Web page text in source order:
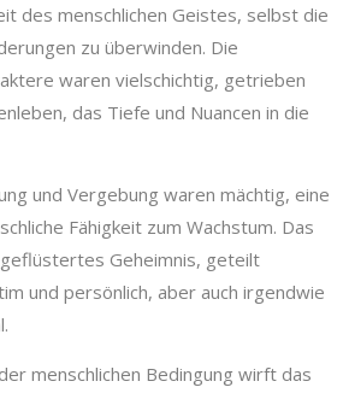
des menschlichen Geistes, selbst die
zu überwinden. Die
waren vielschichtig, getrieben
das Tiefe und Nuancen in die
und Vergebung waren mächtig, eine
Fähigkeit zum Wachstum. Das
Geheimnis, geteilt
und persönlich, aber auch irgendwie
menschlichen Bedingung wirft das